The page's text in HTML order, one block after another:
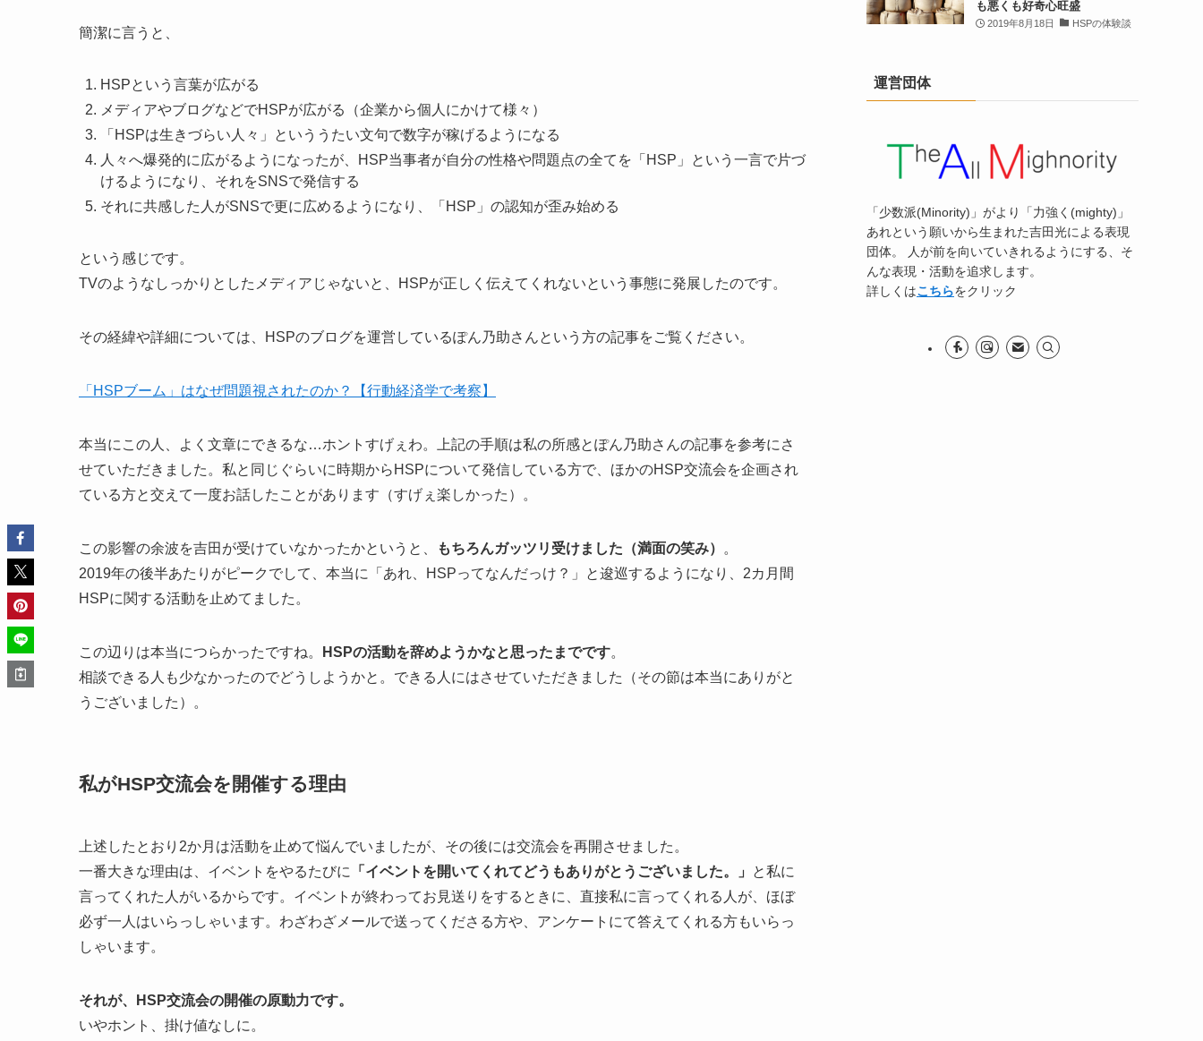
簡潔に言うと、
HSPという言葉が広がる
メディアやブログなどでHSPが広がる（企業から個人にかけて様々）
「HSPは生きづらい人々」といううたい文句で数字が稼げるようになる
人々へ爆発的に広がるようになったが、HSP当事者が自分の性格や問題点の全てを「HSP」という一言で片づ
けるようになり、それをSNSで発信する
それに共感した人がSNSで更に広めるようになり、「HSP」の認知が歪み始める
という感じです。
TVのようなしっかりとしたメディアじゃないと、HSPが正しく伝えてくれないという事態に発展したのです。
その経緯や詳細については、HSPのブログを運営しているぽん乃助さんという方の記事をご覧ください。
「HSPブーム」はなぜ問題視されたのか？【行動経済学で考察】
本当にこの人、よく文章にできるな…ホントすげぇわ。上記の手順は私の所感とぽん乃助さんの記事を参考にさ
せていただきました。私と同じぐらいに時期からHSPについて発信している方で、ほかのHSP交流会を企画され
ている方と交えて一度お話したことがあります（すげぇ楽しかった）。
この影響の余波を吉田が受けていなかったかというと、 もちろんガッツリ受けました（満面の笑み）
。
2019年の後半あたりがピークでして、本当に「あれ、HSPってなんだっけ？」と逡巡するようになり、2カ月間
HSPに関する活動を止めてました。
この辺りは本当につらかったですね。 HSPの活動を辞めようかなと思ったまでです。
相談できる人も少なかったのでどうしようかと。できる人にはさせていただきました（その節は本当にありがと
うございました）。
私がHSP交流会を開催する理由
上述したとおり2か月は活動を止めて悩んでいましたが、その後には交流会を再開させました。
一番大きな理由は、イベントをやるたびに
「イベントを開いてくれてどうもありがとうございました。」
と私に
言ってくれた人がいるからです。イベントが終わってお見送りをするときに、直接私に言ってくれる人が、ほぼ
必ず一人はいらっしゃいます。わざわざメールで送ってくださる方や、アンケートにて答えてくれる方もいらっ
しゃいます。
それが、HSP交流会の開催の原動力です。
いやホント、掛け値なしに。
も悪くも好奇心旺盛
2019年8月18日 HSPの体験談
運営団体
「少数派(Minority)」がより「力強く(mighty)」
あれという願いから生まれた吉田光による表現
団体。 人が前を向いていきれるようにする、そ
んな表現・活動を追求します。
詳しくはこちらをクリック